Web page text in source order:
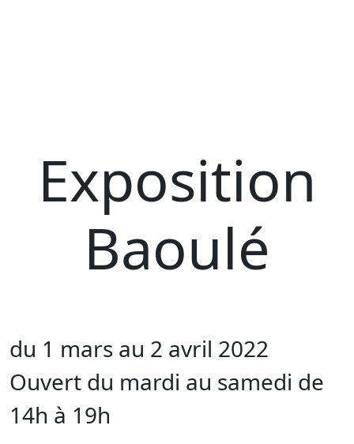
Exposition
Baoulé
du 1 mars au 2 avril 2022
Ouvert du mardi au samedi de
14h à 19h